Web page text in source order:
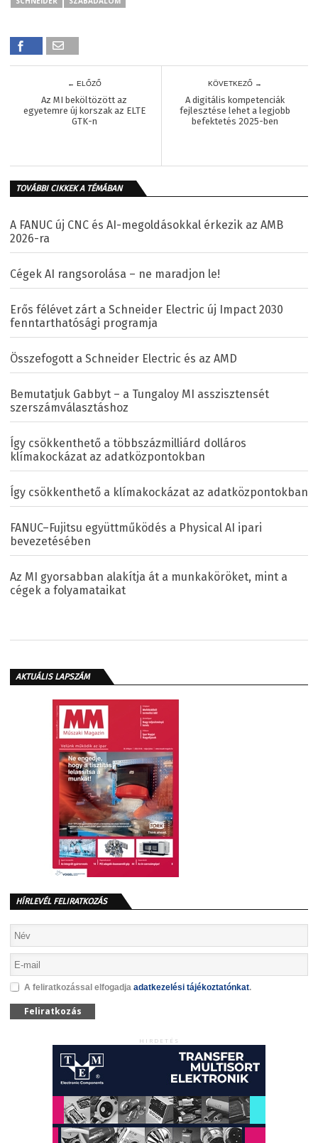
← ELŐZŐ
Az MI beköltözött az
egyetemre új korszak az ELTE
GTK-n
KÖVETKEZŐ →
A digitális kompetenciák
fejlesztése lehet a legjobb
befektetés 2025-ben
TOVÁBBI CIKKEK A TÉMÁBAN
A FANUC új CNC és AI-megoldásokkal érkezik az AMB
2026-ra
Cégek AI rangsorolása – ne maradjon le!
Erős félévet zárt a Schneider Electric új Impact 2030
fenntarthatósági programja
Összefogott a Schneider Electric és az AMD
Bemutatjuk Gabbyt – a Tungaloy MI asszisztensét
szerszámválasztáshoz
Így csökkenthető a többszázmilliárd dolláros
klímakockázat az adatközpontokban
Így csökkenthető a klímakockázat az adatközpontokban
FANUC–Fujitsu együttműködés a Physical AI ipari
bevezetésében
Az MI gyorsabban alakítja át a munkaköröket, mint a
cégek a folyamataikat
AKTUÁLIS LAPSZÁM
HÍRLEVÉL FELIRATKOZÁS
A feliratkozással elfogadja adatkezelési tájékoztatónkat.
Feliratkozás
HIRDETÉS